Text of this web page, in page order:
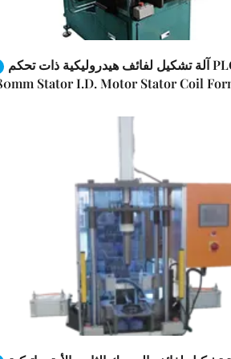
آلة تشكيل لفائف هيدروليكية ذات تحكم PLC تلقائي لـ
80-120mm Stator I.D. Motor Stator Coil